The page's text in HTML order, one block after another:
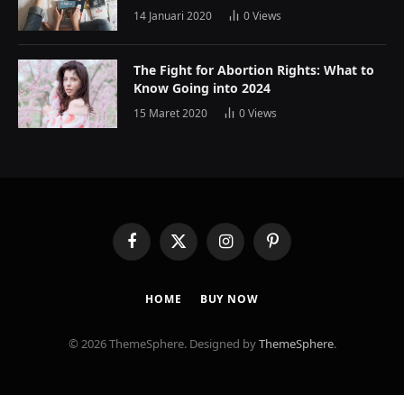
14 Januari 2020 0Views
The Fight for Abortion Rights: What to
Know Going into 2024
15 Maret 2020 0Views
FacebookX
(Twitter)
InstagramPinterest
HOME BUY NOW
© 2026 ThemeSphere. Designed byThemeSphere.